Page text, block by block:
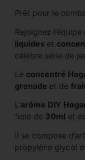
Prêt pour le
Rejoignez l’équipe
liquides et
célèbre série de
Le concentré
grenade et de
L’arôme DIY
fiole de 30ml et
Il se compose
propylène glycol